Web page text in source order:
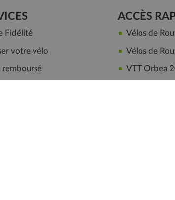
Fidélité
votre vélo
remboursé
ACCÈS
Vélos de
Vélos de
VTT Orbea